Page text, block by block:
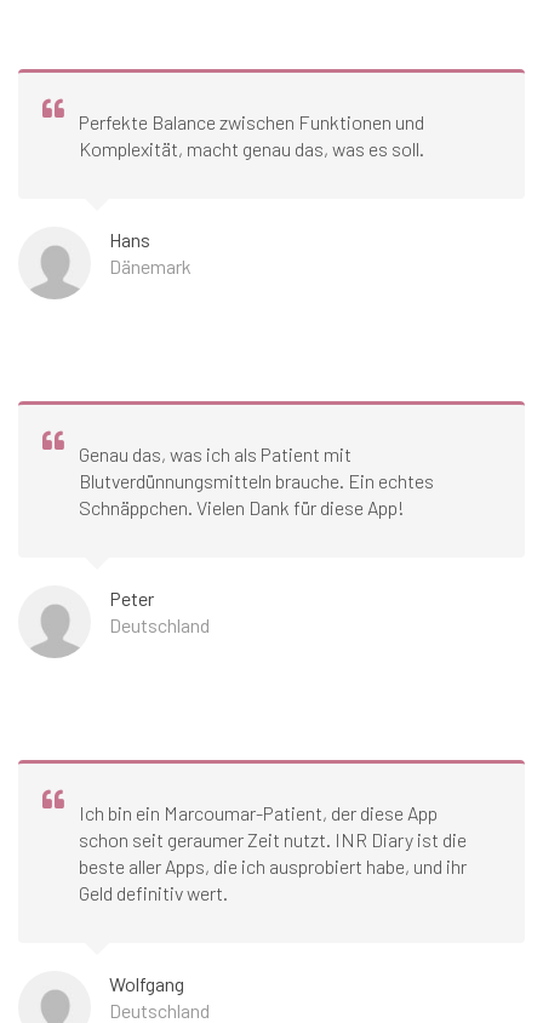
Perfekte Balance zwischen Funktionen und
Komplexität, macht genau das, was es soll.
Hans
Dänemark
Genau das, was ich als Patient mit
Blutverdünnungsmitteln brauche. Ein echtes
Schnäppchen. Vielen Dank für diese App!
Peter
Deutschland
Ich bin ein Marcoumar-Patient, der diese App
schon seit geraumer Zeit nutzt. INR Diary ist die
beste aller Apps, die ich ausprobiert habe, und ihr
Geld definitiv wert.
Wolfgang
Deutschland